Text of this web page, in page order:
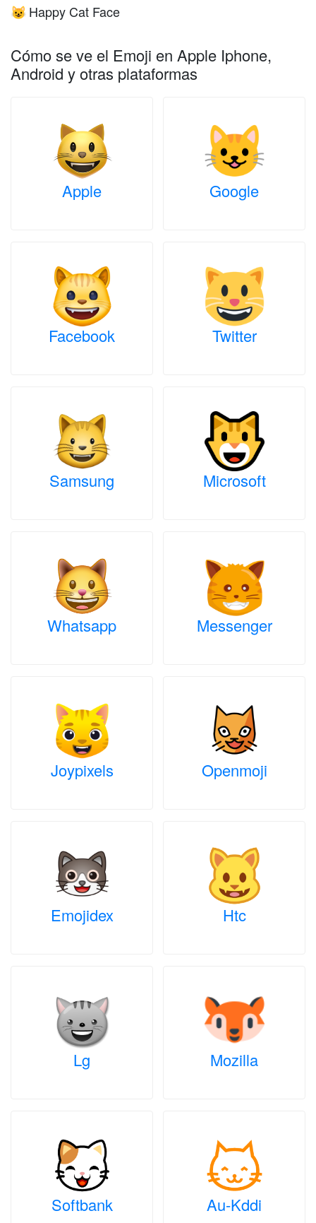
😺 Happy Cat Face
Cómo se ve el Emoji en Apple Iphone,
Android y otras plataformas
Apple Google
Facebook Twitter
Samsung Microsoft
Whatsapp Messenger
Joypixels Openmoji
Emojidex Htc
Lg Mozilla
Softbank Au-Kddi